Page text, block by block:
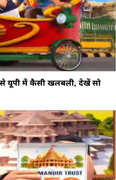
से यूपी में कैसी खलबली, देखें सो